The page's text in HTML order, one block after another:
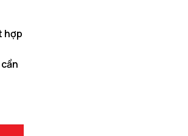
hợp
Đậm số lượng